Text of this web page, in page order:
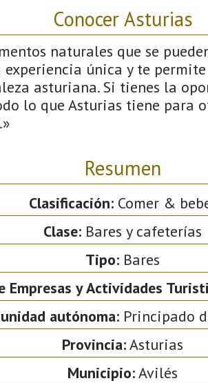
Conocer Asturias
naturales que se
experiencia única y te
asturiana. Si tienes la
lo que Asturias tiene para
Resumen
Clasificación:Comer &
Clase: Bares y cafeterías
Tipo: Bares
Empresas y Actividades
autónoma: Principado
Provincia:Asturias
Municipio:Avilés